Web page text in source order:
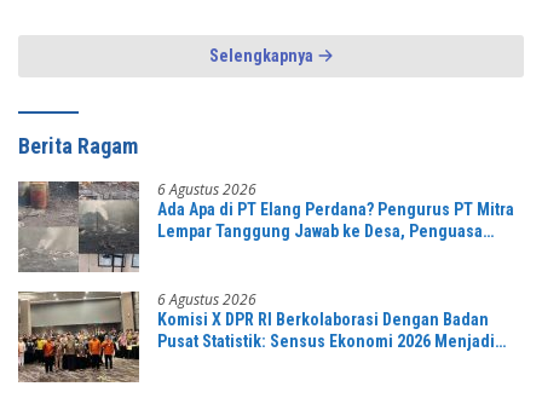
Selengkapnya
Berita Ragam
6 Agustus 2026
Ada Apa di PT Elang Perdana? Pengurus PT Mitra
Lempar Tanggung Jawab ke Desa, Penguasa
6 Agustus 2026
Komisi X DPR RI Berkolaborasi Dengan Badan
Pusat Statistik: Sensus Ekonomi 2026 Menjadi